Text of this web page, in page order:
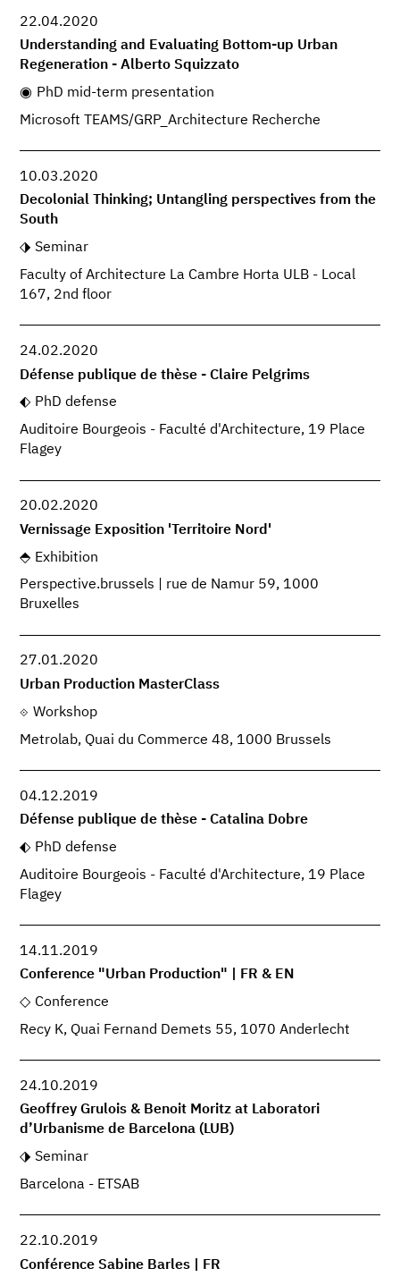
22.04.2020
Understanding and Evaluating Bottom-up Urban
Regeneration - Alberto Squizzato
PhD mid-term presentation
Microsoft TEAMS/GRP_Architecture Recherche
10.03.2020
Decolonial Thinking; Untangling perspectives from the
South
Seminar
Faculty of Architecture La Cambre Horta ULB - Local
167, 2nd floor
24.02.2020
Défense publique de thèse - Claire Pelgrims
PhD defense
Auditoire Bourgeois - Faculté d'Architecture, 19 Place
Flagey
20.02.2020
Vernissage Exposition 'Territoire Nord'
Exhibition
Perspective.brussels | rue de Namur 59, 1000
Bruxelles
27.01.2020
Urban Production MasterClass
Workshop
Metrolab, Quai du Commerce 48, 1000 Brussels
04.12.2019
Défense publique de thèse - Catalina Dobre
PhD defense
Auditoire Bourgeois - Faculté d'Architecture, 19 Place
Flagey
14.11.2019
Conference "Urban Production" | FR & EN
Conference
Recy K, Quai Fernand Demets 55, 1070 Anderlecht
24.10.2019
Geoffrey Grulois & Benoit Moritz at Laboratori
d’Urbanisme de Barcelona (LUB)
Seminar
Barcelona - ETSAB
22.10.2019
Conférence Sabine Barles | FR